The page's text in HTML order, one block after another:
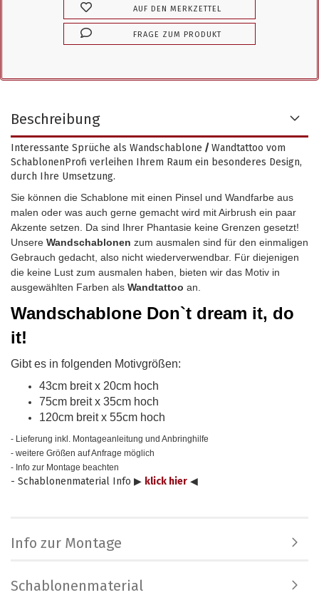
AUF DEN MERKZETTEL
FRAGE ZUM PRODUKT
Beschreibung
Interessante Sprüche als Wandschablone / Wandtattoo vom
SchablonenProfi verleihen Ihrem Raum ein besonderes Design,
durch Ihre Umsetzung.
Sie können die Schablone mit einen Pinsel und Wandfarbe aus
malen oder was auch gerne gemacht wird mit Airbrush ein paar
Akzente setzen. Da sind Ihrer Phantasie keine Grenzen gesetzt!
Unsere Wandschablonen zum ausmalen sind für den einmaligen
Gebrauch gedacht, also nicht wiederverwendbar. Für diejenigen
die keine Lust zum ausmalen haben, bieten wir das Motiv in
ausgewählten Farben als Wandtattoo an.
Wandschablone Don`t dream it, do
it!
Gibt es in folgenden Motivgrößen:
43cm breit x 20cm hoch
75cm breit x 35cm hoch
120cm breit x 55cm hoch
- Lieferung inkl. Montageanleitung und Anbringhilfe
- weitere Größen auf Anfrage möglich
- Info zur Montage beachten
- Schablonenmaterial Info ▶ klick hier ◀
Info zur Montage
Schablonenmaterial